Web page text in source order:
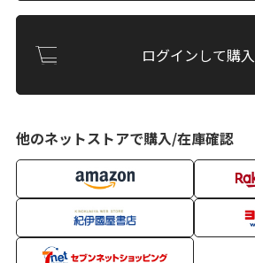
ログインして購入
他のネットストアで購入/在庫確認